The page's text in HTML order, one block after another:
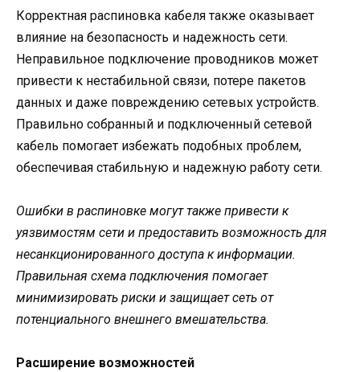
Корректная распиновка кабеля также оказывает
влияние на безопасность и надежность сети.
Неправильное подключение проводников может
привести к нестабильной связи, потере пакетов
данных и даже повреждению сетевых устройств.
Правильно собранный и подключенный сетевой
кабель помогает избежать подобных проблем,
обеспечивая стабильную и надежную работу сети.
Ошибки в распиновке могут также привести к
уязвимостям сети и предоставить возможность для
несанкционированного доступа к информации.
Правильная схема подключения помогает
минимизировать риски и защищает сеть от
потенциального внешнего вмешательства.
Расширение возможностей